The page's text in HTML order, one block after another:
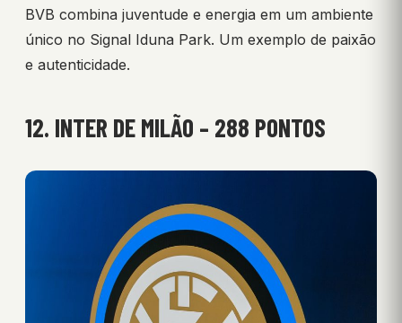
BVB combina juventude e energia em um ambiente
único no Signal Iduna Park. Um exemplo de paixão
e autenticidade.
12. INTER DE MILÃO – 288 PONTOS